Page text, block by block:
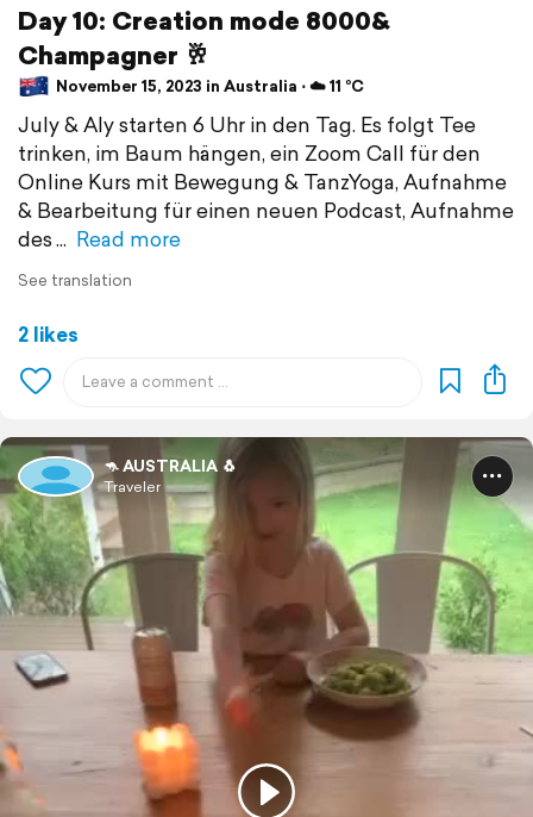
Day 10: Creation mode 8000&
Champagner 🥂
November 15, 2023 in Australia ⋅ ☁️ 11 °C
July & Aly starten 6 Uhr in den Tag. Es folgt Tee
trinken, im Baum hängen, ein Zoom Call für den
Online Kurs mit Bewegung & TanzYoga, Aufnahme
& Bearbeitung für einen neuen Podcast, Aufnahme
des
Read more
See translation
2 likes
🦘 AUSTRALIA 🐧
Traveler